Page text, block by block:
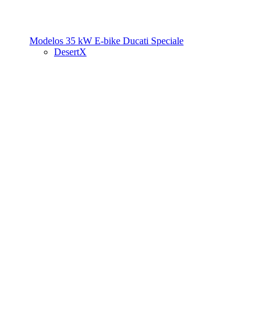
Modelos 35 kW E-bike Ducati Speciale
DesertX